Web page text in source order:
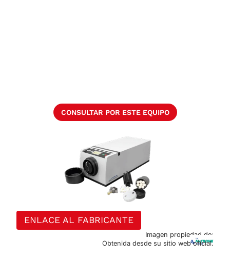
ENLACE AL FABRICANTE
CONSULTAR POR ESTE EQUIPO
Imagen propiedad de:
Obtenida desde su sitio web oficial.